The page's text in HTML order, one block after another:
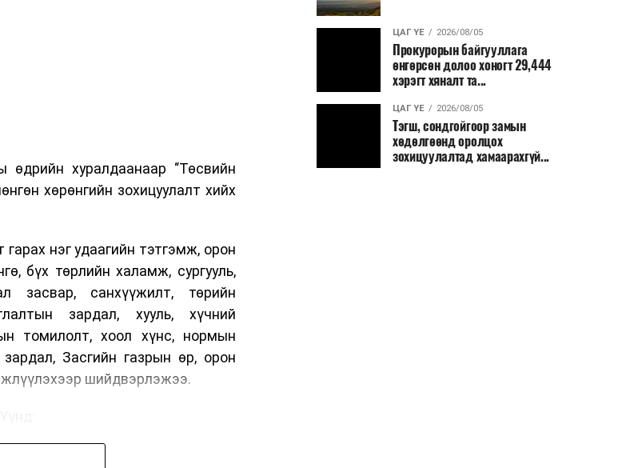
хуралдаанаар “Төсвийн
хөрөнгийн зохицуулалт хийх
нэг удаагийн тэтгэмж, орон
бүх төрлийн халамж, сургууль,
засвар, санхүүжилт, төрийн
зардал, хууль, хүчний
томилолт, хоол хүнс, нормын
Засгийн газрын өр, орон
шийдвэрлэжээ.
бусад хурал, зөвлөгөөн, ой,
ЦАГ ҮЕ 2026/08/05
Прокурорын байгууллага
өнгөрсөн долоо хоногт 29,444
хэрэгт хяналт та...
ЦАГ ҮЕ 2026/08/05
Тэгш, сондгойгоор замын
хөдөлгөөнд оролцох
зохицуулалтад хамаарахгүй...